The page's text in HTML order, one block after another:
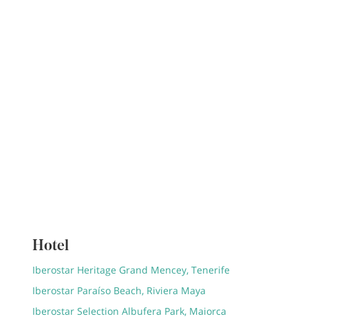
Hotel
Iberostar Heritage Grand Mencey, Tenerife
Iberostar Paraíso Beach, Riviera Maya
Iberostar Selection Albufera Park, Maiorca